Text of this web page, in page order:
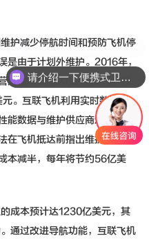
是由于计划外维护。2016年，
的成本支出达621亿美元，预
。互联飞机利用实时数据创
能数据与维护供应商进行数字
在飞机抵达前指出维护需求。
本减半，每年将节约56亿美
通过改进导航功能，互联飞机